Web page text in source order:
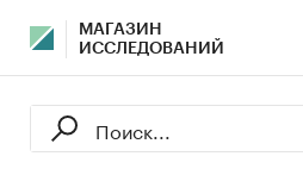
МАГАЗИН
ИССЛЕДОВАНИЙ